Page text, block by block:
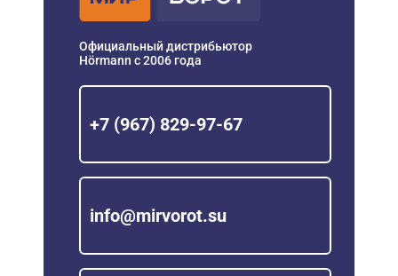
Официальный дистрибьютор
Hörmann с 2006 года
+7 (967) 829-97-67
info@mirvorot.su